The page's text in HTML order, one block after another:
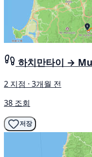
하치만타이 →
2 지점 · 3개월 전
38 조회
저장